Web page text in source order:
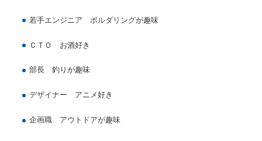
若手エンジニア ボルダリングが趣味
ＣＴＯ お酒好き
部長 釣りが趣味
デザイナー アニメ好き
企画職 アウトドアが趣味